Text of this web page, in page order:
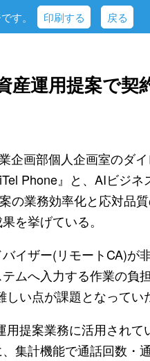
す。 印刷する 戻る
産運用提案で契
企画部個人企画室のダ
Phone』と、AIビジネ
の業務効率化と応対品
を挙げている。
イザー(リモートCA)が
ムへ入力する作業の負
い点が課題となってい
提案業務に活用され
集計機能で通話回数・